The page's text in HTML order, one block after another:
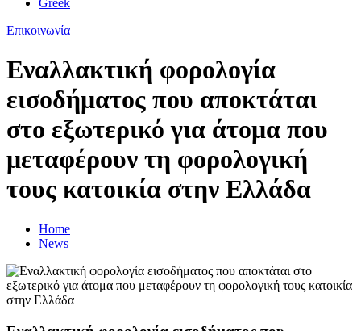
Greek
Επικοινωνία
Εναλλακτική φορολογία
εισοδήματος που αποκτάται
στο εξωτερικό για άτομα που
μεταφέρουν τη φορολογική
τους κατοικία στην Ελλάδα
Home
News